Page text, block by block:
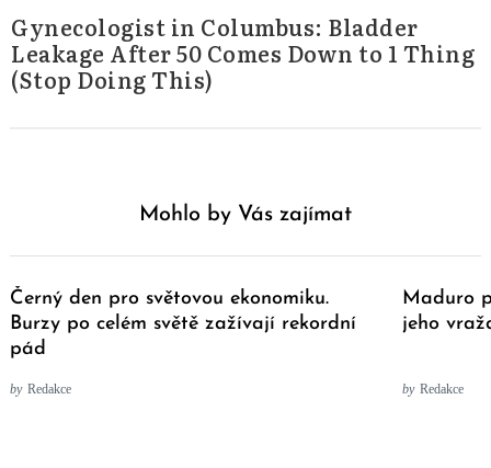
Gynecologist in Columbus: Bladder
Leakage After 50 Comes Down to 1 Thing
(Stop Doing This)
Mohlo by Vás zajímat
Černý den pro světovou ekonomiku.
Burzy po celém světě zažívají rekordní
pád
by Redakce
Maduro
jeho
by Redakce